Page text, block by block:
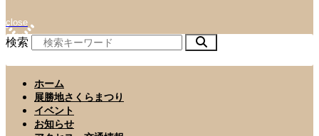
close
検索
ホーム
展勝地さくらまつり
イベント
お知らせ